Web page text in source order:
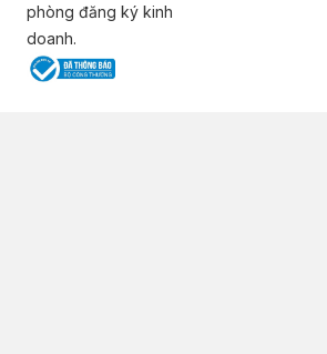
phòng đăng ký kinh
doanh.